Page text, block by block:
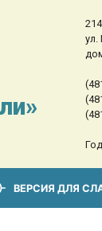
ВЕРСИЯ ДЛЯ